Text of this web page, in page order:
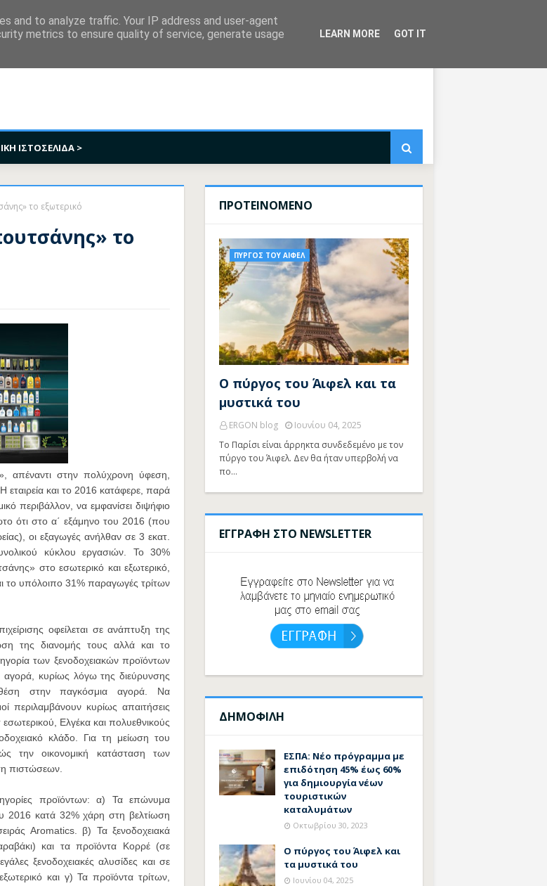
ΙΣΤΟΣΕΛΙΔΑ >
το εξωτερικό
το
απέναντι στην πολύχρονη ύφεση,
εταιρεία και το 2016 κατάφερε, παρά
περιβάλλον, να εμφανίσει διψήφιο
ότι στο α΄ εξάμηνο του 2016 (που
οι εξαγωγές ανήλθαν σε 3 εκατ.
κύκλου εργασιών. Το 30%
στο εσωτερικό και εξωτερικό,
το υπόλοιπο 31% παραγωγές τρίτων
οφείλεται σε ανάπτυξη της
της διανομής τους αλλά και το
των ξενοδοχειακών προϊόντων
αγορά, κυρίως λόγω της διεύρυνσης
στην παγκόσμια αγορά. Να
περιλαμβάνουν κυρίως απαιτήσεις
Ελγέκα και πολυεθνικούς
κλάδο. Για τη μείωση του
την οικονομική κατάσταση των
πιστώσεων.
προϊόντων: α) Τα επώνυμα
2016 κατά 32% χάρη στη βελτίωση
Aromatics. β) Τα ξενοδοχειακά
και τα προϊόντα Κορρέ (σε
ξενοδοχειακές αλυσίδες και σε
και γ) Τα προϊόντα τρίτων,
ΠΡΟΤΕΙΝΟΜΕΝΟ
ΠΥΡΓΟΣ ΤΟΥ ΑΙΦΕΛ
Ο πύργος του Άιφελ και τα
μυστικά του
ERGON blog
Ιουνίου 04, 2025
Το Παρίσι είναι άρρηκτα συνδεδεμένο με τον
πύργο του Άιφελ. Δεν θα ήταν υπερβολή να
πο…
ΕΓΓΡΑΦΗ ΣΤΟ NEWSLETTER
ΔΗΜΟΦΙΛΗ
ΕΣΠΑ: Νέο πρόγραμμα με
επιδότηση 45% έως 60%
για δημιουργία νέων
τουριστικών
καταλυμάτων
Οκτωβρίου 30, 2023
Ο πύργος του Άιφελ και
τα μυστικά του
Ιουνίου 04, 2025
and to analyze traffic. Your IP address and user-agent
metrics to ensure quality of service, generate usage
LEARN MORE GOT IT